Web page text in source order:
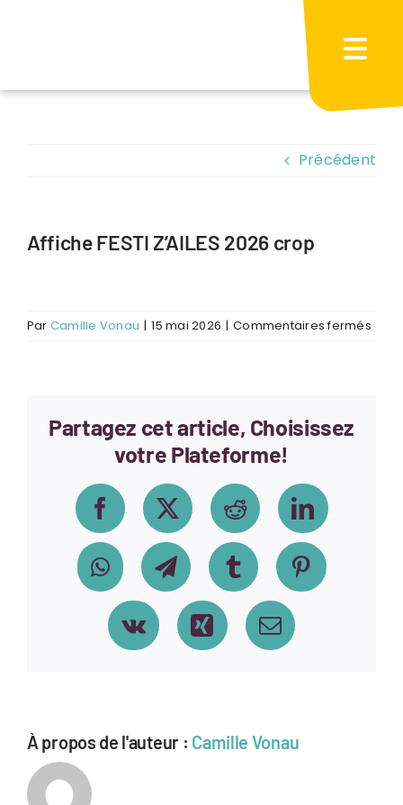
Précédent
Affiche FESTI Z’AILES 2026 crop
Par Camille Vonau | 15 mai 2026 | Commentaires ferméssur
Partagez cet article, Choisissez
votre Plateforme!
FacebookX Reddit LinkedIn
WhatsAppTelegramTumblr Pinterest
Vk Xing Email
À propos de l'auteur : Camille Vonau